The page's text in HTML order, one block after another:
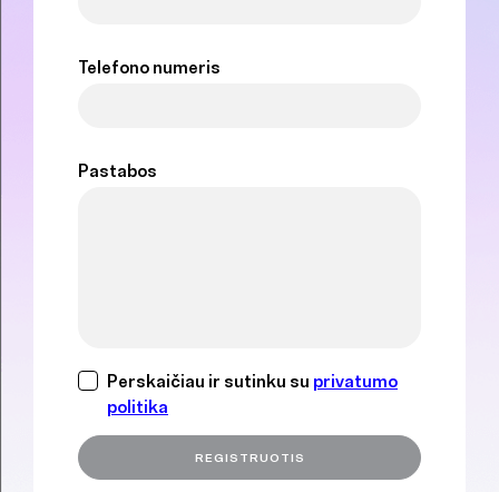
Telefono numeris
Pastabos
Perskaičiau ir sutinku su privatumo
politika